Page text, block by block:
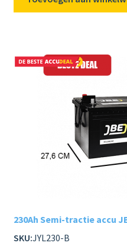
230Ah Semi-tractie accu
SKU:JYL230-B